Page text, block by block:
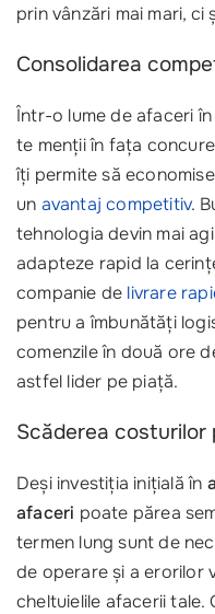
prin vânzări mai mari,
Consolidarea
Într-o lume de afaceri
te menții în fața
îți permite să
un avantaj competitiv.
tehnologia devin mai
adapteze rapid la
companie de livrare
pentru a îmbunătăți
comenzile în două ore
astfel lider pe piață.
Scăderea costurilor
Deși investiția inițială în
afaceri poate părea
termen lung sunt de
de operare și a erorilor
cheltuielile afacerii tale.